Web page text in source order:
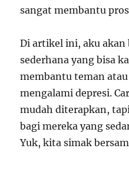
sangat membantu
Di artikel ini, aku akan
sederhana yang bisa
membantu teman
mengalami depresi.
mudah diterapkan,
bagi mereka yang
Yuk, kita simak